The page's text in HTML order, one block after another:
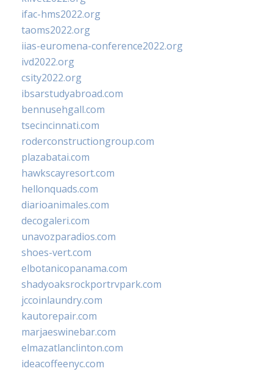
ifac-hms2022.org
taoms2022.org
iias-euromena-conference2022.org
ivd2022.org
csity2022.org
ibsarstudyabroad.com
bennusehgall.com
tsecincinnati.com
roderconstructiongroup.com
plazabatai.com
hawkscayresort.com
hellonquads.com
diarioanimales.com
decogaleri.com
unavozparadios.com
shoes-vert.com
elbotanicopanama.com
shadyoaksrockportrvpark.com
jccoinlaundry.com
kautorepair.com
marjaeswinebar.com
elmazatlanclinton.com
ideacoffeenyc.com